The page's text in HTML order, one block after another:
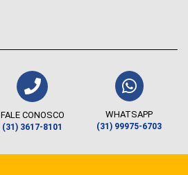
FALE CONOSCO
(31) 3617-8101
WHATSAPP
(31) 99975-6703